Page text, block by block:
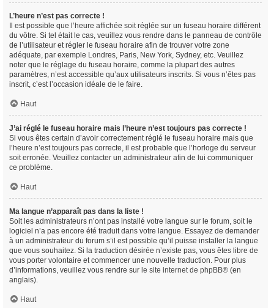
L’heure n’est pas correcte !
Il est possible que l’heure affichée soit réglée sur un fuseau horaire différent
du vôtre. Si tel était le cas, veuillez vous rendre dans le panneau de contrôle
de l’utilisateur et régler le fuseau horaire afin de trouver votre zone
adéquate, par exemple Londres, Paris, New York, Sydney, etc. Veuillez
noter que le réglage du fuseau horaire, comme la plupart des autres
paramètres, n’est accessible qu’aux utilisateurs inscrits. Si vous n’êtes pas
inscrit, c’est l’occasion idéale de le faire.
Haut
J’ai réglé le fuseau horaire mais l’heure n’est toujours pas correcte !
Si vous êtes certain d’avoir correctement réglé le fuseau horaire mais que
l’heure n’est toujours pas correcte, il est probable que l’horloge du serveur
soit erronée. Veuillez contacter un administrateur afin de lui communiquer
ce problème.
Haut
Ma langue n’apparaît pas dans la liste !
Soit les administrateurs n’ont pas installé votre langue sur le forum, soit le
logiciel n’a pas encore été traduit dans votre langue. Essayez de demander
à un administrateur du forum s’il est possible qu’il puisse installer la langue
que vous souhaitez. Si la traduction désirée n’existe pas, vous êtes libre de
vous porter volontaire et commencer une nouvelle traduction. Pour plus
d’informations, veuillez vous rendre sur le site internet de phpBB® (en
anglais).
Haut